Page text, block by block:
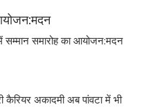
सम्मान समारोह का आयोजन:मदन